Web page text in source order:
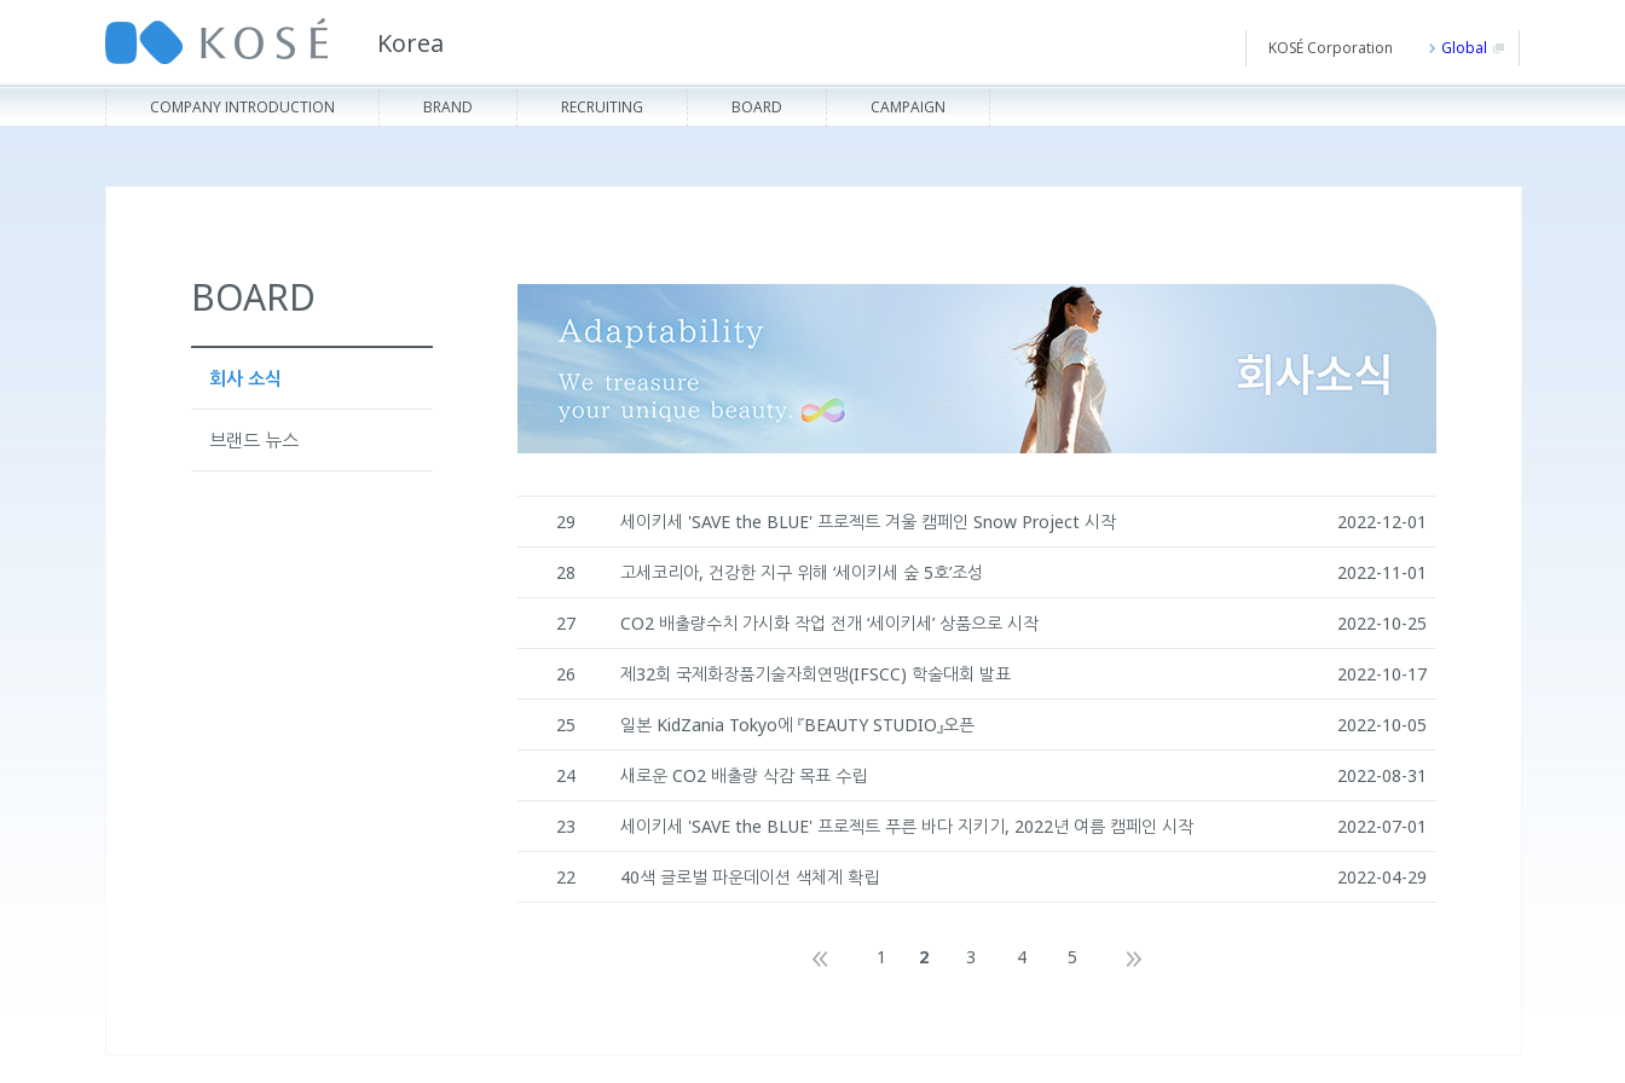
Korea KOSÉ Corporation Global
COMPANY INTRODUCTION BRAND RECRUITING BOARD CAMPAIGN
BOARD
회사 소식
브랜드 뉴스
29 세이키세 'SAVE the BLUE' 프로젝트 겨울 캠페인 Snow Project 시작 2022-12-01
28 고세코리아, 건강한 지구 위해 ‘세이키세 숲 5호’조성 2022-11-01
27 CO2 배출량수치 가시화 작업 전개 ‘세이키세’ 상품으로 시작 2022-10-25
26 제32회 국제화장품기술자회연맹(IFSCC) 학술대회 발표 2022-10-17
25 일본 KidZania Tokyo에 『BEAUTY STUDIO』오픈 2022-10-05
24 새로운 CO2 배출량 삭감 목표 수립 2022-08-31
23 세이키세 'SAVE the BLUE' 프로젝트 푸른 바다 지키기, 2022년 여름 캠페인 시작 2022-07-01
22 40색 글로벌 파운데이션 색체계 확립 2022-04-29
1 2 3 4 5